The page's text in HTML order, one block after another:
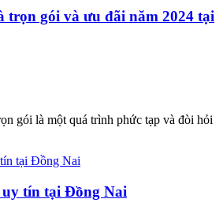
trọn gói và ưu đãi năm 2024 tại
gói là một quá trình phức tạp và đòi hỏi
tín tại Đồng Nai